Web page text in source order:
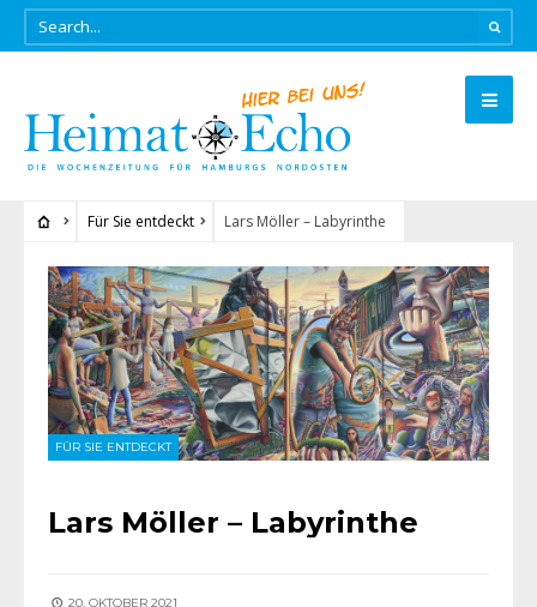
Für Sie entdeckt Lars Möller – Labyrinthe
FÜR SIE ENTDECKT
Lars Möller – Labyrinthe
20. OKTOBER 2021